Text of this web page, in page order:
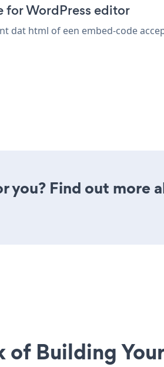
for WordPress editor
dat html of een embed-code
you? Find out more
of Building